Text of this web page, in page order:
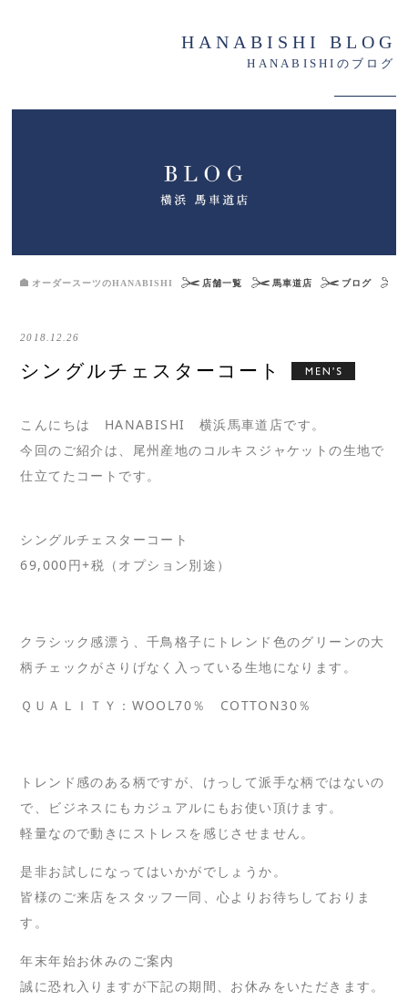
HANABISHI BLOG
HANABISHIのブログ
オーダースーツのHANABISHI 店舗一覧 馬車道店 ブログ
2018.12.26
シングルチェスターコート
こんにちは HANABISHI 横浜馬車道店です。
今回のご紹介は、尾州産地のコルキスジャケットの生地で
仕立てたコートです。
シングルチェスターコート
69,000円+税（オプション別途）
クラシック感漂う、千鳥格子にトレンド色のグリーンの大
柄チェックがさりげなく入っている生地になります。
ＱＵＡＬＩＴＹ：WOOL70％ COTTON30％
トレンド感のある柄ですが、けっして派手な柄ではないの
で、ビジネスにもカジュアルにもお使い頂けます。
軽量なので動きにストレスを感じさせません。
是非お試しになってはいかがでしょうか。
皆様のご来店をスタッフ一同、心よりお待ちしておりま
す。
年末年始お休みのご案内
誠に恐れ入りますが下記の期間、お休みをいただきます。